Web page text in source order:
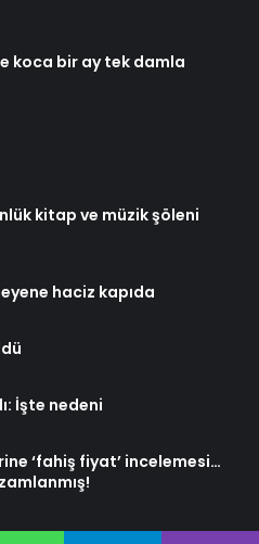
koca bir ay tek damla
kitap ve müzik şöleni
haciz kapıda
İşte nedeni
‘fahiş fiyat’ incelemesi…